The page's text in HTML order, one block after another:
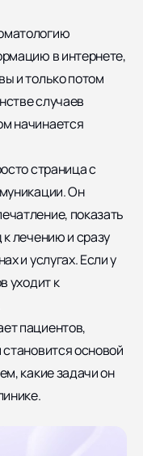
в интернете,
и только потом
случаев
начинается
страница с
Он
показать
лечению и сразу
и услугах. Если у
уходит к
пациентов,
основой
какие задачи он